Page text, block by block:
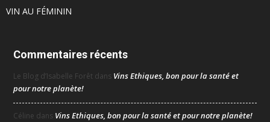
VIN AU FÉMININ
Commentaires récents
Le Blog d’Isabelle Forêt dans Vins Ethiques, bon pour la santé et
pour notre planète!
Céline dans Vins Ethiques, bon pour la santé et pour notre planète!